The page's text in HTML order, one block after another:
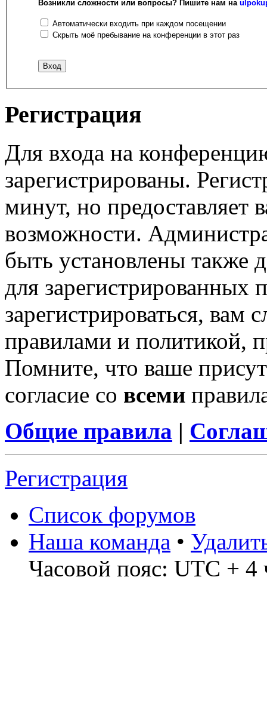
Возникли сложности или вопросы? Пишите нам на
Автоматически входить при каждом посещении
Скрыть моё пребывание на конференции в этот раз
Регистрация
Для входа на
зарегистрированы.
минут, но предоставляет
возможности.
быть установлены также
для зарегистрированных
зарегистрироваться, вам
правилами и политикой,
Помните, что ваше
согласие со всеми
Общие правила |
Регистрация
Список форумов
Наша команда •
Часовой пояс: UTC + 4